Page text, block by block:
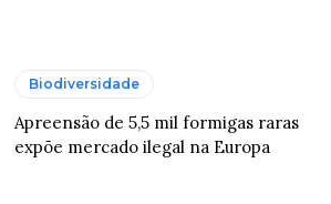
Biodiversidade
Apreensão de 5,5 mil formigas raras
expõe mercado ilegal na Europa